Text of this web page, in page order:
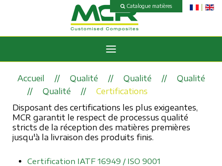
Catalogue matières
Accueil Qualité Qualité
Qualité
Qualité
Certifications
Disposant des certifications les plus exigeantes,
MCR garantit le respect de processus qualité
stricts de la réception des matières premières
jusqu'à la livraison des produits finis.
Certification IATF 16949 / ISO 9001